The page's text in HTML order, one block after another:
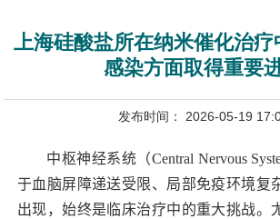
上海硅酸盐所在纳米催化治
感染方面取得重要
发布时间： 2026-05-19
中枢神经系统（Central Nervous
于血脑屏障递送受限、局部免疫环境复
出现，始终是临床治疗中的重大挑战。